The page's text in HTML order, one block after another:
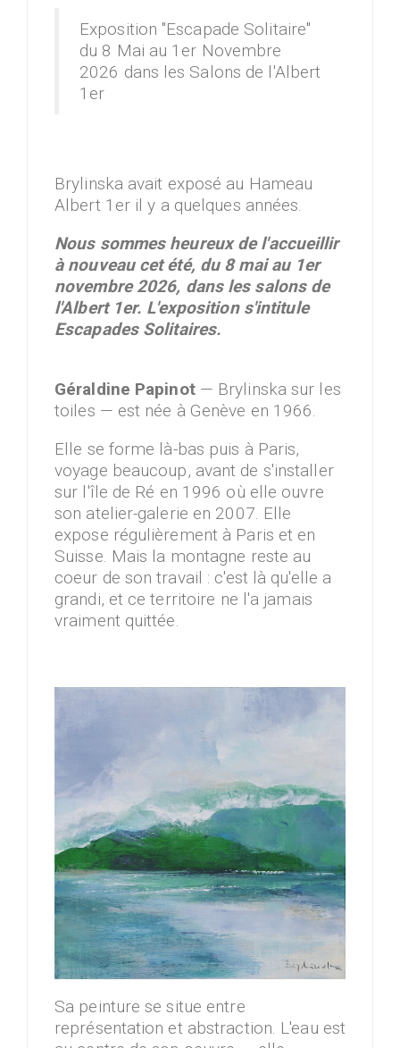
Exposition "Escapade Solitaire"
du 8 Mai au 1er Novembre
2026 dans les Salons de l'Albert
1er
Brylinska avait exposé au Hameau
Albert 1er il y a quelques années.
Nous sommes heureux de l'accueillir
à nouveau cet été, du 8 mai au 1er
novembre 2026, dans les salons de
l'Albert 1er. L'exposition s'intitule
Escapades Solitaires.
Géraldine Papinot — Brylinska sur les
toiles — est née à Genève en 1966.
Elle se forme là-bas puis à Paris,
voyage beaucoup, avant de s'installer
sur l'île de Ré en 1996 où elle ouvre
son atelier-galerie en 2007. Elle
expose régulièrement à Paris et en
Suisse. Mais la montagne reste au
coeur de son travail : c'est là qu'elle a
grandi, et ce territoire ne l'a jamais
vraiment quittée.
Sa peinture se situe entre
représentation et abstraction. L'eau est